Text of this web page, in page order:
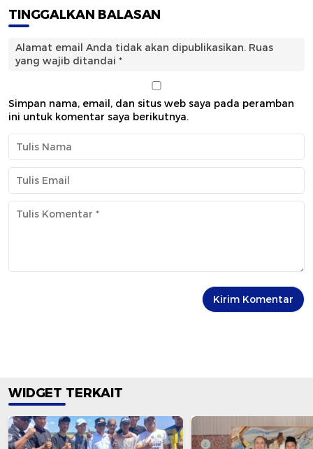
TINGGALKAN BALASAN
Alamat email Anda tidak akan dipublikasikan. Ruas
yang wajib ditandai *
Simpan nama, email, dan situs web saya pada peramban
ini untuk komentar saya berikutnya.
WIDGET TERKAIT